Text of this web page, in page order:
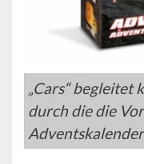
„Cars“ begleitet
durch die die